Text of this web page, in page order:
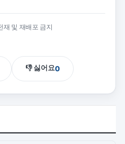
및 재배포 금지
👎 싫어요0